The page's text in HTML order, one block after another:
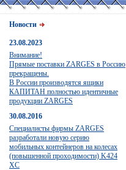
Новости
23.08.2023
Внимание!
Прямые поставки ZARGES в Россию
прекращены.
В России производятся ящики
КАПИТАН полностью идентичные
продукции ZARGES
30.08.2016
Специалисты фирмы ZARGES
разработали новую серию
мобильных контейнеров на колесах
(повышенной проходимости) K424
XC